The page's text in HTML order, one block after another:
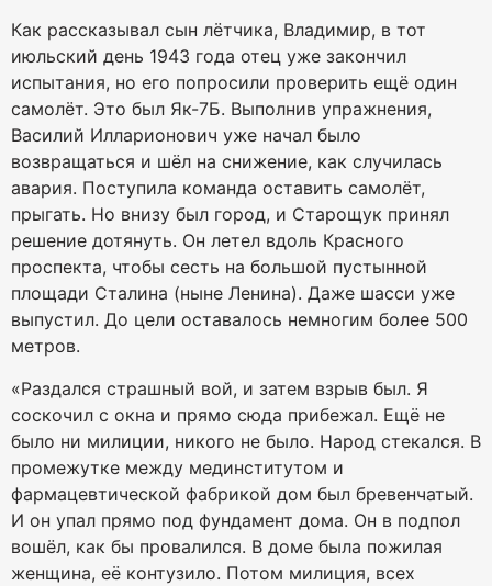
Как рассказывал сын лётчика, Владимир, в тот
июльский день 1943 года отец уже закончил
испытания, но его попросили проверить ещё один
самолёт. Это был Як-7Б. Выполнив упражнения,
Василий Илларионович уже начал было
возвращаться и шёл на снижение, как случилась
авария. Поступила команда оставить самолёт,
прыгать. Но внизу был город, и Старощук принял
решение дотянуть. Он летел вдоль Красного
проспекта, чтобы сесть на большой пустынной
площади Сталина (ныне Ленина). Даже шасси уже
выпустил. До цели оставалось немногим более 500
метров.
«Раздался страшный вой, и затем взрыв был. Я
соскочил с окна и прямо сюда прибежал. Ещё не
было ни милиции, никого не было. Народ стекался. В
промежутке между мединститутом и
фармацевтической фабрикой дом был бревенчатый.
И он упал прямо под фундамент дома. Он в подпол
вошёл, как бы провалился. В доме была пожилая
женщина, её контузило. Потом милиция, всех